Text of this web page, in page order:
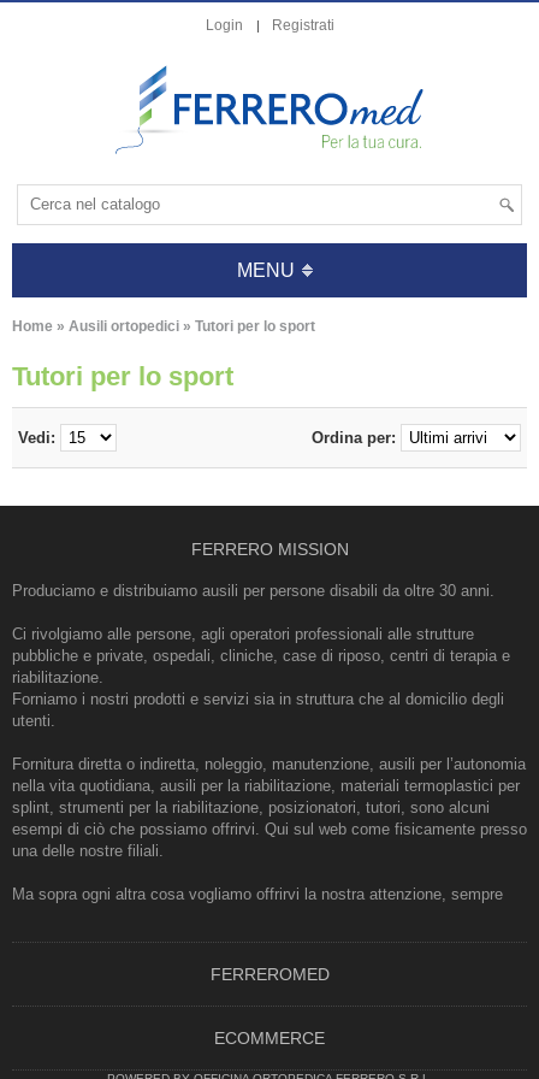
Login Registrati
MENU
Home » Ausili ortopedici » Tutori per lo sport
Tutori per lo sport
Vedi: Ordina per:
FERRERO MISSION
Produciamo e distribuiamo ausili per persone disabili da oltre 30 anni.
Ci rivolgiamo alle persone, agli operatori professionali alle strutture
pubbliche e private, ospedali, cliniche, case di riposo, centri di terapia e
riabilitazione.
Forniamo i nostri prodotti e servizi sia in struttura che al domicilio degli
utenti.
Fornitura diretta o indiretta, noleggio, manutenzione, ausili per l’autonomia
nella vita quotidiana, ausili per la riabilitazione, materiali termoplastici per
splint, strumenti per la riabilitazione, posizionatori, tutori, sono alcuni
esempi di ciò che possiamo offrirvi. Qui sul web come fisicamente presso
una delle nostre filiali.
Ma sopra ogni altra cosa vogliamo offrirvi la nostra attenzione, sempre
FERREROMED
ECOMMERCE